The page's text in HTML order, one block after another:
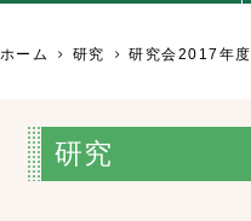
ホーム 研究 研究会2017年度
研究